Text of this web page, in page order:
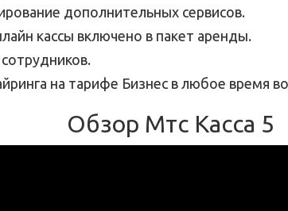
дополнительных сервисов.
кассы включено в пакет аренды.
на тарифе Бизнес в любое время
Обзор Мтс Касса 5